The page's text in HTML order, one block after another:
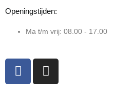
Openingstijden:
Ma t/m vrij: 08.00 - 17.00